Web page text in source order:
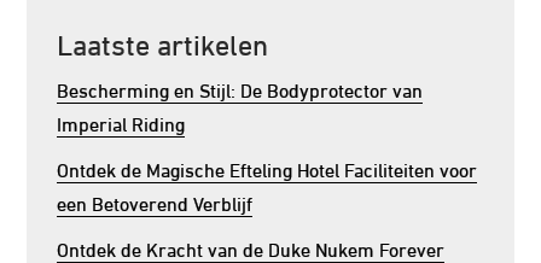
Laatste artikelen
Bescherming en Stijl: De Bodyprotector van
Imperial Riding
Ontdek de Magische Efteling Hotel Faciliteiten voor
een Betoverend Verblijf
Ontdek de Kracht van de Duke Nukem Forever